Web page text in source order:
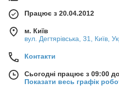
Працює з 20.04.2012
м. Київ
вул. Дегтярівська, 31, Київ,
Контакти
Сьогодні працює з 09:00
Показати весь графік